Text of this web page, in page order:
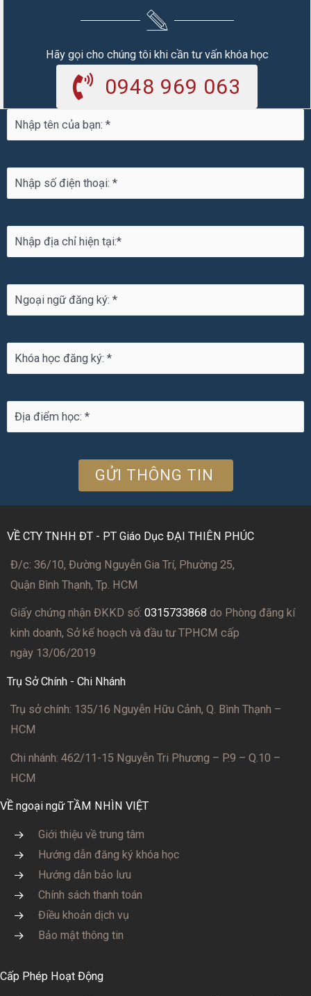
Hãy gọi cho chúng tôi khi cần tư vấn khóa học
0948 969 063
VỀ CTY TNHH ĐT - PT Giáo Dục ĐẠI THIÊN PHÚC
Đ/c: 36/10, Đường Nguyễn Gia Trí, Phường 25,
Quận Bình Thạnh, Tp. HCM
Giấy chứng nhận ĐKKD số: 0315733868 do Phòng đăng kí
kinh doanh, Sở kế hoạch và đầu tư TPHCM cấp
ngày 13/06/2019
Trụ Sở Chính - Chi Nhánh
Trụ sở chính: 135/16 Nguyễn Hữu Cảnh, Q. Bình Thạnh –
HCM
Chi nhánh: 462/11-15 Nguyễn Tri Phương – P.9 – Q.10 –
HCM
VỀ ngoại ngữ TẦM NHÌN VIỆT
Giới thiệu về trung tâm
Hướng dẫn đăng ký khóa học
Hướng dẫn bảo lưu
Chính sách thanh toán
Điều khoản dịch vụ
Bảo mật thông tin
Cấp Phép Hoạt Động